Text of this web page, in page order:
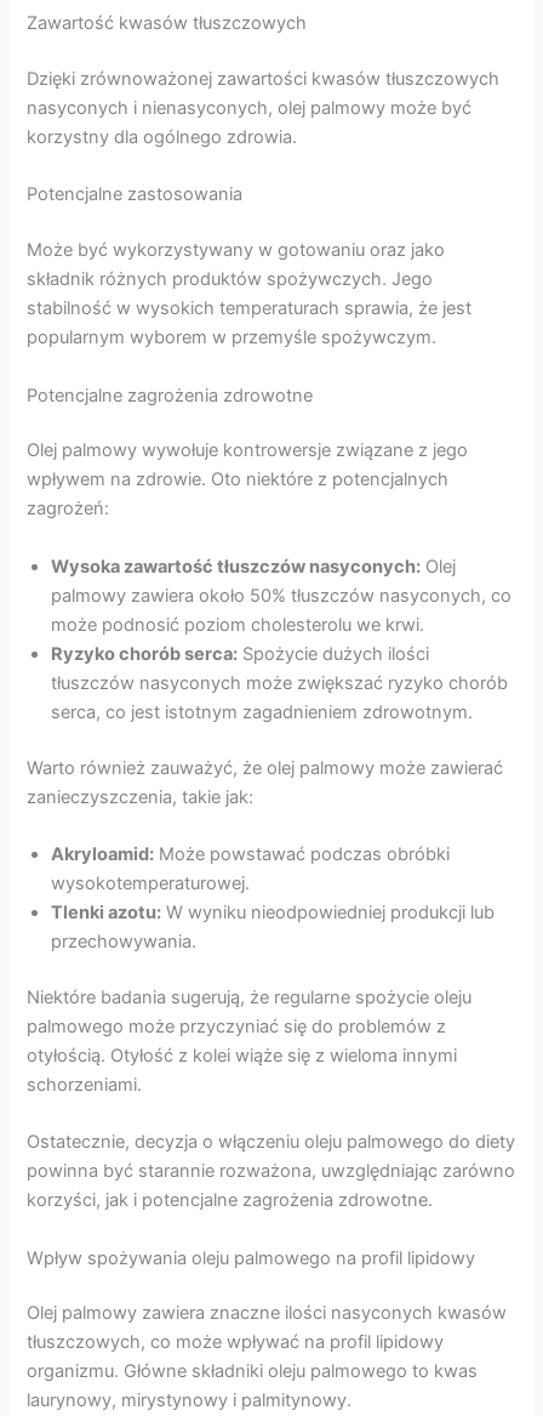
Zawartość kwasów tłuszczowych
Dzięki zrównoważonej zawartości kwasów tłuszczowych
nasyconych i nienasyconych, olej palmowy może być
korzystny dla ogólnego zdrowia.
Potencjalne zastosowania
Może być wykorzystywany w gotowaniu oraz jako
składnik różnych produktów spożywczych. Jego
stabilność w wysokich temperaturach sprawia, że jest
popularnym wyborem w przemyśle spożywczym.
Potencjalne zagrożenia zdrowotne
Olej palmowy wywołuje kontrowersje związane z jego
wpływem na zdrowie. Oto niektóre z potencjalnych
zagrożeń:
Wysoka zawartość tłuszczów nasyconych: Olej
palmowy zawiera około 50% tłuszczów nasyconych, co
może podnosić poziom cholesterolu we krwi.
Ryzyko chorób serca: Spożycie dużych ilości
tłuszczów nasyconych może zwiększać ryzyko chorób
serca, co jest istotnym zagadnieniem zdrowotnym.
Warto również zauważyć, że olej palmowy może zawierać
zanieczyszczenia, takie jak:
Akryloamid: Może powstawać podczas obróbki
wysokotemperaturowej.
Tlenki azotu: W wyniku nieodpowiedniej produkcji lub
przechowywania.
Niektóre badania sugerują, że regularne spożycie oleju
palmowego może przyczyniać się do problemów z
otyłością. Otyłość z kolei wiąże się z wieloma innymi
schorzeniami.
Ostatecznie, decyzja o włączeniu oleju palmowego do diety
powinna być starannie rozważona, uwzględniając zarówno
korzyści, jak i potencjalne zagrożenia zdrowotne.
Wpływ spożywania oleju palmowego na profil lipidowy
Olej palmowy zawiera znaczne ilości nasyconych kwasów
tłuszczowych, co może wpływać na profil lipidowy
organizmu. Główne składniki oleju palmowego to kwas
laurynowy, mirystynowy i palmitynowy.